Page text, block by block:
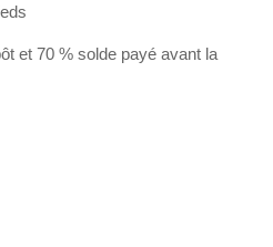
et 70 % solde payé avant la